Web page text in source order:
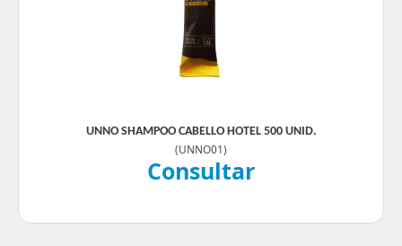
UNNO SHAMPOO CABELLO HOTEL 500 UNID.
(UNNO01)
Consultar